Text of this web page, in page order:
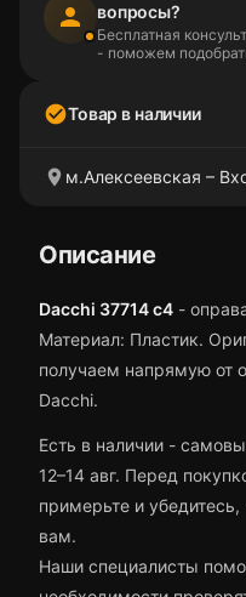
person
вопросы?
Бесплатная
- поможем
check_circleТовар в наличии
location_on м.Алексеевская –
Описание
Dacchi 37714 c4 -
Материал: Пластик.
получаем напрямую от
Dacchi.
Есть в наличии -
12–14 авг. Перед
примерьте и убедитесь,
вам.
Наши специалисты